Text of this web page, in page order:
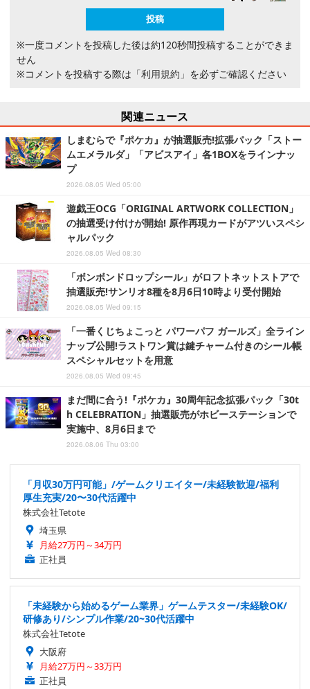
※一度コメントを投稿した後は約120秒間投稿することができま
せん
※コメントを投稿する際は 「利用規約」 を必ずご確認ください
関連ニュース
しまむらで『ポケカ』が抽選販売!拡張パック「ストー
ムエメラルダ」「アビスアイ」各1BOXをラインナッ
プ
2026.08.05 Wed 05:00
遊戯王OCG「ORIGINAL ARTWORK COLLECTION」
の抽選受け付けが開始! 原作再現カードがアツいスペシ
ャルパック
2026.08.05 Wed 08:30
「ボンボンドロップシール」がロフトネットストアで
抽選販売!サンリオ8種を8月6日10時より受付開始
2026.08.05 Wed 09:15
「一番くじちょこっと パワーパフ ガールズ」全ライン
ナップ公開!ラストワン賞は鍵チャーム付きのシール帳
スペシャルセットを用意
2026.08.05 Wed 09:45
まだ間に合う!『ポケカ』30周年記念拡張パック「30t
h CELEBRATION」抽選販売がホビーステーションで
実施中、8月6日まで
2026.08.06 Thu 03:00
「月収30万円可能」/ゲームクリエイター/未経験歓迎/福利
厚生充実/20〜30代活躍中
株式会社Tetote
埼玉県
月給27万円～34万円
正社員
「未経験から始めるゲーム業界」ゲームテスター/未経験OK/
研修あり/シンプル作業/20~30代活躍中
株式会社Tetote
大阪府
月給27万円～33万円
正社員